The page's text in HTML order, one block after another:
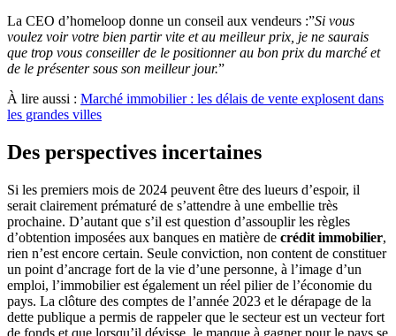
La CEO d’homeloop donne un conseil aux vendeurs :”Si vous
voulez voir votre bien partir vite et au meilleur prix, je ne saurais
que trop vous conseiller de le positionner au bon prix du marché et
de le présenter sous son meilleur jour.”
À lire aussi : Marché immobilier : les délais de vente explosent dans
les grandes villes
Des perspectives incertaines
Si les premiers mois de 2024 peuvent être des lueurs d’espoir, il
serait clairement prématuré de s’attendre à une embellie très
prochaine. D’autant que s’il est question d’assouplir les règles
d’obtention imposées aux banques en matière de crédit immobilier,
rien n’est encore certain. Seule conviction, non content de constituer
un point d’ancrage fort de la vie d’une personne, à l’image d’un
emploi, l’immobilier est également un réel pilier de l’économie du
pays. La clôture des comptes de l’année 2023 et le dérapage de la
dette publique a permis de rappeler que le secteur est un vecteur fort